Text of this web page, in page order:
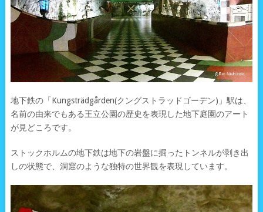
地下鉄の「Kungsträdgården(クングストラッドゴーデン)」駅は、
名前の由来でもある王立公園の歴史を表現した地下庭園のアート
が見どころです。
ストックホルムの地下鉄は地下の岩盤に掘ったトンネルが剥き出
しの状態で、洞窟のような独特の世界観を表現しています。